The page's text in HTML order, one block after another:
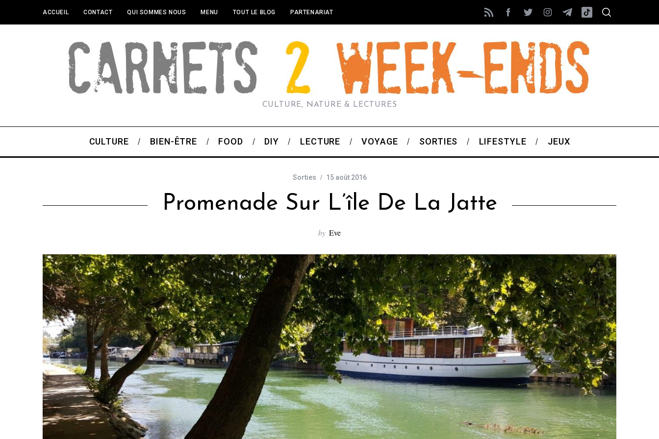
ACCUEIL CONTACT QUI SOMMES NOUS MENU TOUT LE BLOG PARTENARIAT
CULTURE, NATURE & LECTURES
CULTURE BIEN-ÊTRE FOOD DIY LECTURE VOYAGE SORTIES LIFESTYLE JEUX
Sorties 15 août 2016
Promenade Sur L’île De La Jatte
by Eve